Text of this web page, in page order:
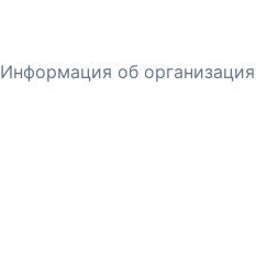
Информация об